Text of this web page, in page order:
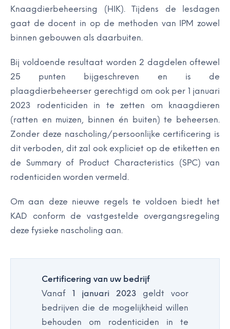
Knaagdierbeheersing (HIK). Tijdens de lesdagen
gaat de docent in op de methoden van IPM zowel
binnen gebouwen als daarbuiten.
Bij voldoende resultaat worden 2 dagdelen oftewel
25 punten bijgeschreven en is de
plaagdierbeheerser gerechtigd om ook per 1 januari
2023 rodenticiden in te zetten om knaagdieren
(ratten en muizen, binnen én buiten) te beheersen.
Zonder deze nascholing/persoonlijke certificering is
dit verboden, dit zal ook expliciet op de etiketten en
de Summary of Product Characteristics (SPC) van
rodenticiden worden vermeld.
Om aan deze nieuwe regels te voldoen biedt het
KAD conform de vastgestelde overgangsregeling
deze fysieke nascholing aan.
Certificering van uw bedrijf
Vanaf 1 januari 2023 geldt voor
bedrijven die de mogelijkheid willen
behouden om rodenticiden in te